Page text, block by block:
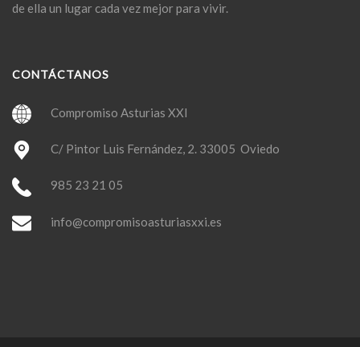
de ella un lugar cada vez mejor para vivir.
CONTÁCTANOS
Compromiso Asturias XXI
C/ Pintor Luis Fernández, 2. 33005 Oviedo
985 23 21 05
info@compromisoasturiasxxi.es